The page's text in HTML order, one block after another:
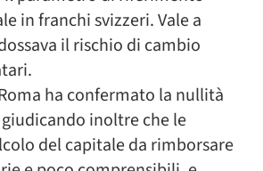
in franchi svizzeri. Vale a
il rischio di cambio
ha confermato la nullità
inoltre che le
del capitale da rimborsare